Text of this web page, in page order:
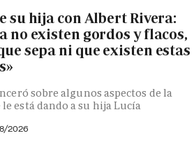
su hija con Albert Rivera:
no existen gordos y flacos,
sepa ni que existen estas
sobre algunos aspectos de la
está dando a su hija Lucía
2026